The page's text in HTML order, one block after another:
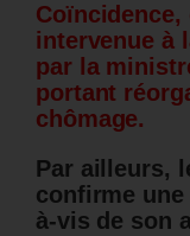
Coïncidence,
intervenue à
par la
portant
chômage.
Par ailleurs,
confirme
à-vis de son